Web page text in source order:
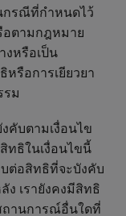
กรณีที่กำหนดไว้
อตามกฎหมาย
งหรือเป็น
รือการเยียวยา
รม
คับตามเงื่อนไข
ทธิในเงื่อนไขนี้
ต่อสิทธิที่จะบังคับ
ง เรายังคงมีสิทธิ
ถานการณ์อื่นใดที่